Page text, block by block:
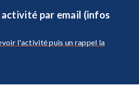
par email (infos
l'activité puis un rappel la